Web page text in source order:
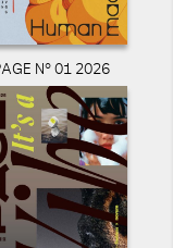
N° 01 2026